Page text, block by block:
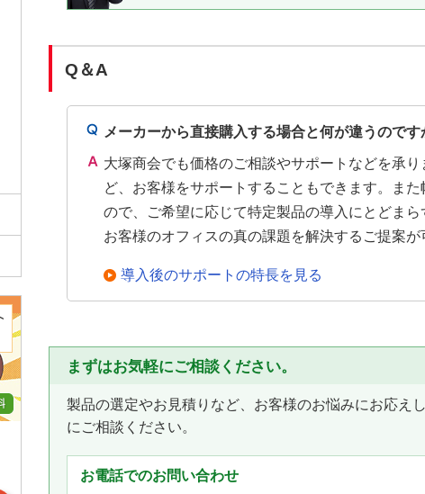
Q＆A
メーカーから直接購入する場合と何が違うのです
大塚商会でも価格のご相談やサポートなどを承
ど、お客様をサポートすることもできます。ま
ので、ご希望に応じて特定製品の導入にとどまら
お客様のオフィスの真の課題を解決するご提案が
導入後のサポートの特長を見る
まずはお気軽にご相談ください。
製品の選定やお見積りなど、お客様のお悩みにお応え
にご相談ください。
お電話でのお問い合わせ